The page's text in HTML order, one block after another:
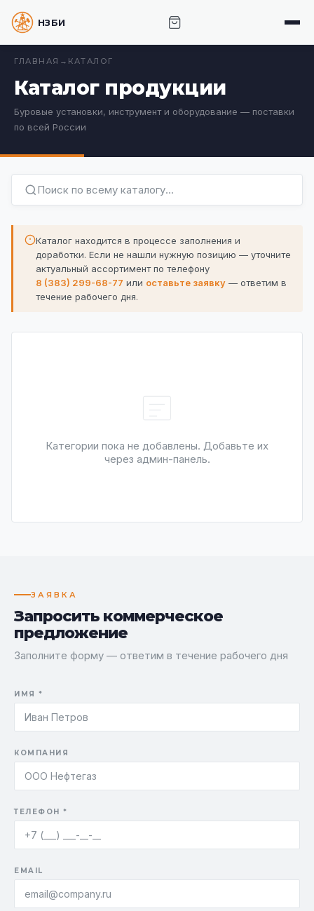
ГЛАВНАЯ → КАТАЛОГ
Каталог продукции
Буровые установки, инструмент и оборудование — поставки
по всей России
Каталог находится в процессе заполнения и
доработки. Если не нашли нужную позицию — уточните
актуальный ассортимент по телефону
8 (383) 299-68-77 или оставьте заявку — ответим в
течение рабочего дня.
Категории пока не добавлены. Добавьте их
через админ-панель.
ЗАЯВКА
Запросить коммерческое
предложение
Заполните форму — ответим в течение рабочего дня
ИМЯ *
КОМПАНИЯ
ТЕЛЕФОН *
EMAIL